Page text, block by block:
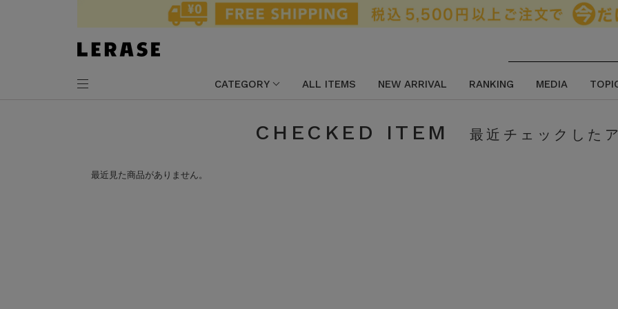
CATEGORY ALL ITEMS NEW ARRIVAL RANKING MEDIA
CHECKED ITEM
最近見た商品がありません。